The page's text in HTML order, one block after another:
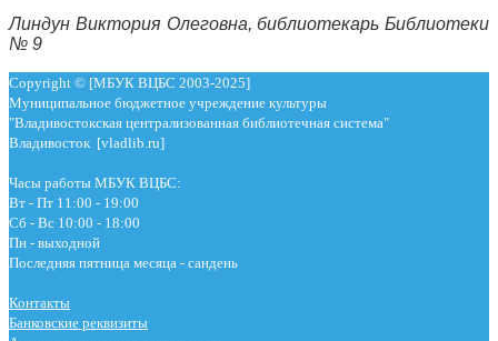
Линдун Виктория Олеговна, библиотекарь Библиотеки
№ 9
Copyright © [МБУК ВЦБС 2003-2025]
Муниципальное бюджетное учреждение культуры
"Владивостокская централизованная библиотечная система"
Владивосток [vladlib.ru]
Часы работы МБУК ВЦБС:
Вт - Пт 11:00 - 19:00
Сб - Вс 10:00 - 18:00
Пн - выходной
Последняя пятница месяца - сандень
Контакты
Банковские реквизиты